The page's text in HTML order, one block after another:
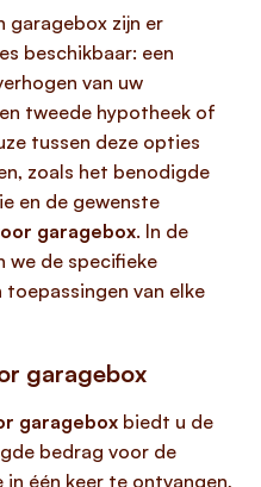
garagebox zijn er
beschikbaar: een
van uw
tweede hypotheek of
tussen deze opties
zoals het benodigde
en de gewenste
garagebox. In de
we de specifieke
toepassingen van elke
garagebox
garagebox biedt u de
bedrag voor de
één keer te ontvangen,